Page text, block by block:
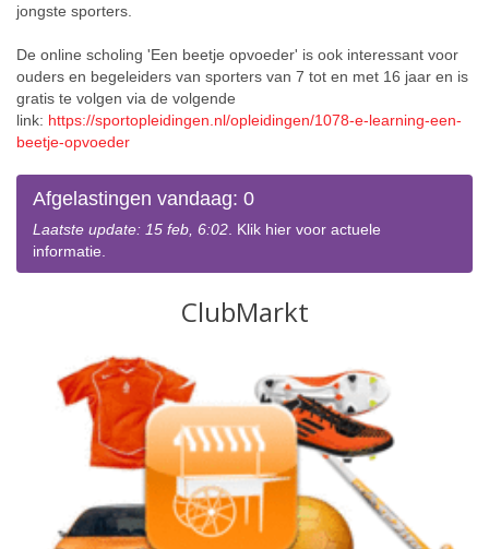
jongste sporters.
De online scholing 'Een beetje opvoeder' is ook interessant voor
ouders en begeleiders van sporters van 7 tot en met 16 jaar en is
gratis te volgen via de volgende
link: https://sportopleidingen.nl/opleidingen/1078-e-learning-een-
beetje-opvoeder
Afgelastingen vandaag: 0
Laatste update: 15 feb, 6:02. Klik hier voor actuele
informatie.